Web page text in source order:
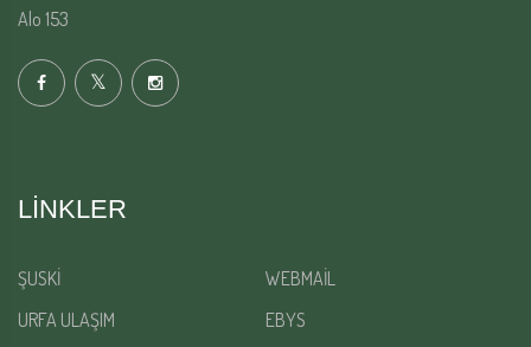
Alo 153
LINKLER
ŞUSKİ
WEBMAİL
URFA ULAŞIM
EBYS